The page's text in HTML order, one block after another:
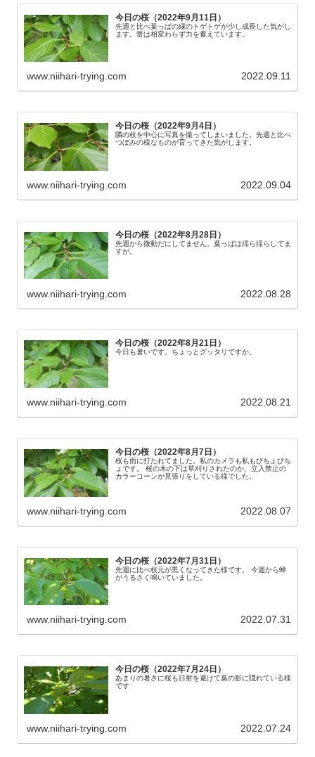
今日の桜（2022年9月11日）
先週と比べ葉っぱの縁のトゲトゲが少し成長した気がし
ます。蕾は相変わらず力を蓄えています。
www.niihari-trying.com 2022.09.11
今日の桜（2022年9月4日）
隣の枝を中心に写真を撮ってしまいました。先週と比べ
つぼみの様なものが育ってきた気がします。
www.niihari-trying.com 2022.09.04
今日の桜（2022年8月28日）
先週から微動だにしてません。葉っぱは揺ら揺らしてま
すが。
www.niihari-trying.com 2022.08.28
今日の桜（2022年8月21日）
今日も暑いです。ちょっとグッタリですか。
www.niihari-trying.com 2022.08.21
今日の桜（2022年8月7日）
桜も雨に打たれてました。私のカメラも私もびちょびち
ょです。 桜の木の下は草刈りされたのか、立入禁止の
カラーコーンが見張りをしている様でした。
www.niihari-trying.com 2022.08.07
今日の桜（2022年7月31日）
先週に比べ枝元が黒くなってきた様です。 今週から蝉
がうるさく鳴いていました。
www.niihari-trying.com 2022.07.31
今日の桜（2022年7月24日）
あまりの暑さに桜も日射を避けて葉の影に隠れている様
です
www.niihari-trying.com 2022.07.24